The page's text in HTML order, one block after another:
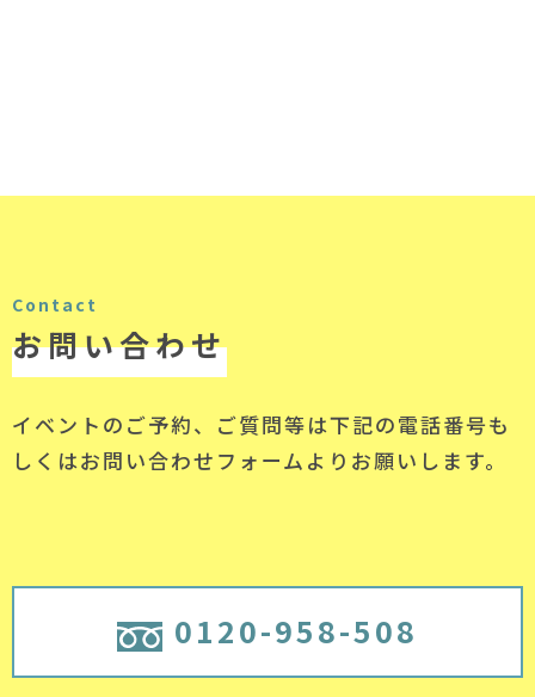
Contact
お問い合わせ
イベントのご予約、ご質問等は下記の電話番号も
しくはお問い合わせフォームよりお願いします。
0120-958-508